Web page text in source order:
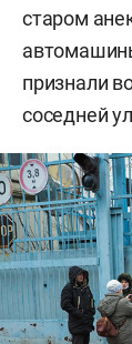
старом
признали
соседней